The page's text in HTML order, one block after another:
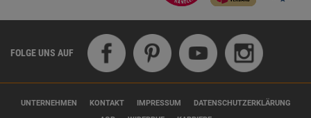
FOLGE UNS AUF
UNTERNEHMEN KONTAKT IMPRESSUM
DATENSCHUTZERKLÄRUNG